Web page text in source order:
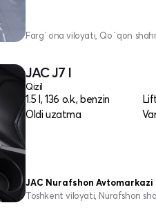
Farg`ona viloyati, Qo`qon
JAC J7 I
Qizil
1.5 l, 136 o.k., benzin
Oldi uzatma
JAC Nurafshon Avtomarkazi
Toshkent viloyati, Nurafshon